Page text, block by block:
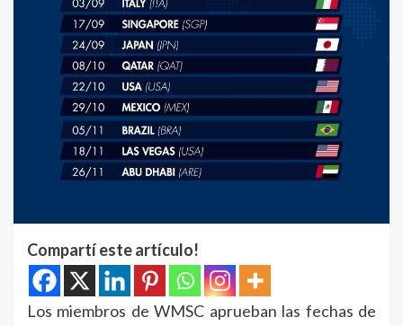
Compartí este artículo!
Los miembros de WMSC aprueban las fechas de